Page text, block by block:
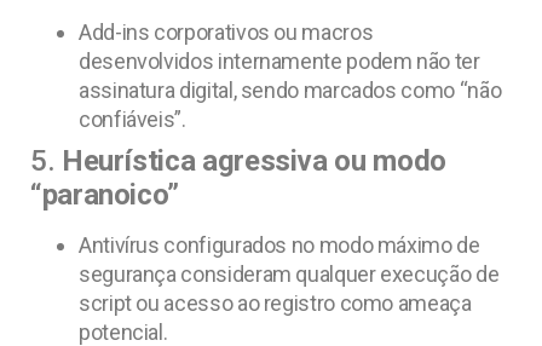
Add-ins corporativos ou macros
desenvolvidos internamente podem não ter
assinatura digital, sendo marcados como “não
confiáveis”.
5. Heurística agressiva ou modo
“paranoico”
Antivírus configurados no modo máximo de
segurança consideram qualquer execução de
script ou acesso ao registro como ameaça
potencial.